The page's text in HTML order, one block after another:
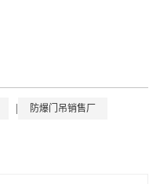
防爆门吊销售厂